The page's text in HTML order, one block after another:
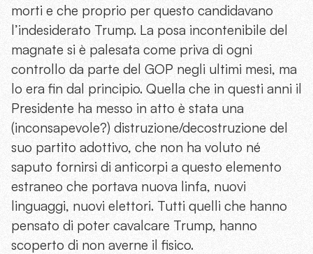
morti e che proprio per questo candidavano
l’indesiderato Trump. La posa incontenibile del
magnate si è palesata come priva di ogni
controllo da parte del GOP negli ultimi mesi, ma
lo era fin dal principio. Quella che in questi anni il
Presidente ha messo in atto è stata una
(inconsapevole?) distruzione/decostruzione del
suo partito adottivo, che non ha voluto né
saputo fornirsi di anticorpi a questo elemento
estraneo che portava nuova linfa, nuovi
linguaggi, nuovi elettori. Tutti quelli che hanno
pensato di poter cavalcare Trump, hanno
scoperto di non averne il fisico.